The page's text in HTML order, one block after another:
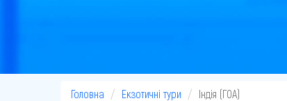
Головна Екзотичні тури Індія (ГОА)